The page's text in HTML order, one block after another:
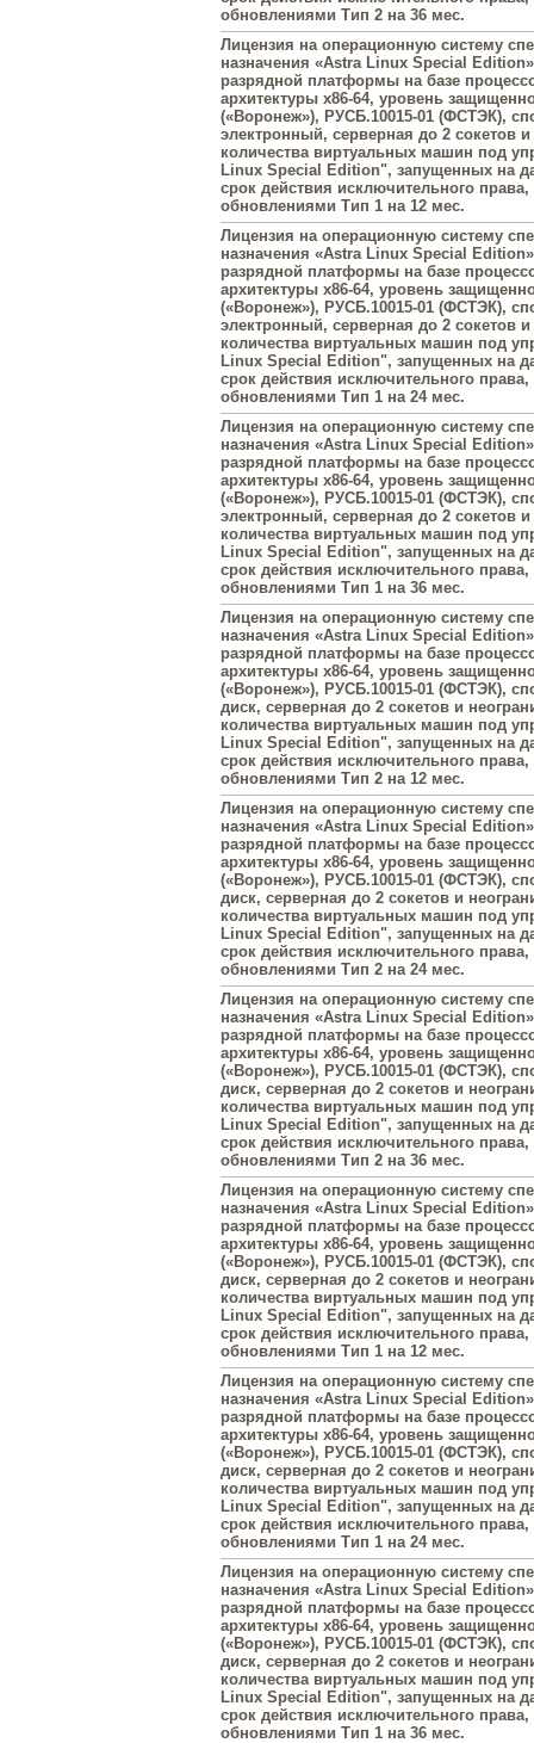
обновлениями Тип 2 на 36 мес.
Лицензия на операционную систему
назначения «Astra Linux Special
разрядной платформы на базе
архитектуры х86-64, уровень
(«Воронеж»), РУСБ.10015-01 (ФСТЭК),
электронный, серверная до 2 сокетов и
количества виртуальных машин под
Linux Special Edition", запущенных на
срок действия исключительного
обновлениями Тип 1 на 12 мес.
Лицензия на операционную систему
назначения «Astra Linux Special
разрядной платформы на базе
архитектуры х86-64, уровень
(«Воронеж»), РУСБ.10015-01 (ФСТЭК),
электронный, серверная до 2 сокетов и
количества виртуальных машин под
Linux Special Edition", запущенных на
срок действия исключительного
обновлениями Тип 1 на 24 мес.
Лицензия на операционную систему
назначения «Astra Linux Special
разрядной платформы на базе
архитектуры х86-64, уровень
(«Воронеж»), РУСБ.10015-01 (ФСТЭК),
электронный, серверная до 2 сокетов и
количества виртуальных машин под
Linux Special Edition", запущенных на
срок действия исключительного
обновлениями Тип 1 на 36 мес.
Лицензия на операционную систему
назначения «Astra Linux Special
разрядной платформы на базе
архитектуры х86-64, уровень
(«Воронеж»), РУСБ.10015-01 (ФСТЭК),
диск, серверная до 2 сокетов и
количества виртуальных машин под
Linux Special Edition", запущенных на
срок действия исключительного
обновлениями Тип 2 на 12 мес.
Лицензия на операционную систему
назначения «Astra Linux Special
разрядной платформы на базе
архитектуры х86-64, уровень
(«Воронеж»), РУСБ.10015-01 (ФСТЭК),
диск, серверная до 2 сокетов и
количества виртуальных машин под
Linux Special Edition", запущенных на
срок действия исключительного
обновлениями Тип 2 на 24 мес.
Лицензия на операционную систему
назначения «Astra Linux Special
разрядной платформы на базе
архитектуры х86-64, уровень
(«Воронеж»), РУСБ.10015-01 (ФСТЭК),
диск, серверная до 2 сокетов и
количества виртуальных машин под
Linux Special Edition", запущенных на
срок действия исключительного
обновлениями Тип 2 на 36 мес.
Лицензия на операционную систему
назначения «Astra Linux Special
разрядной платформы на базе
архитектуры х86-64, уровень
(«Воронеж»), РУСБ.10015-01 (ФСТЭК),
диск, серверная до 2 сокетов и
количества виртуальных машин под
Linux Special Edition", запущенных на
срок действия исключительного
обновлениями Тип 1 на 12 мес.
Лицензия на операционную систему
назначения «Astra Linux Special
разрядной платформы на базе
архитектуры х86-64, уровень
(«Воронеж»), РУСБ.10015-01 (ФСТЭК),
диск, серверная до 2 сокетов и
количества виртуальных машин под
Linux Special Edition", запущенных на
срок действия исключительного
обновлениями Тип 1 на 24 мес.
Лицензия на операционную систему
назначения «Astra Linux Special
разрядной платформы на базе
архитектуры х86-64, уровень
(«Воронеж»), РУСБ.10015-01 (ФСТЭК),
диск, серверная до 2 сокетов и
количества виртуальных машин под
Linux Special Edition", запущенных на
срок действия исключительного
обновлениями Тип 1 на 36 мес.